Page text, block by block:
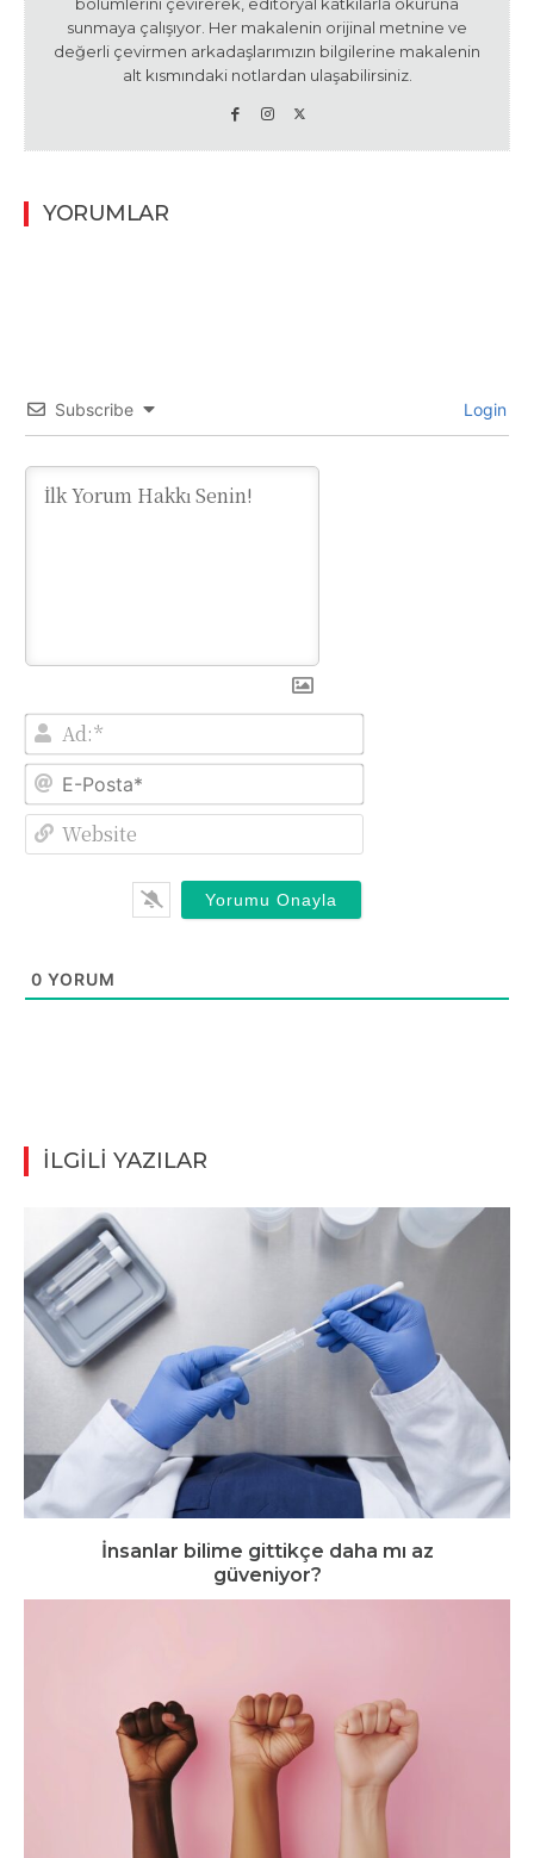
sunmaya çalışıyor. Her makalenin orijinal metnine ve
değerli çevirmen arkadaşlarımızın bilgilerine makalenin
alt kısmındaki notlardan ulaşabilirsiniz.
YORUMLAR
Subscribe Login
Ad:*
E-
0 YORUM
İLGİLİ YAZILAR
İnsanlar bilime gittikçe daha mı az
güveniyor?